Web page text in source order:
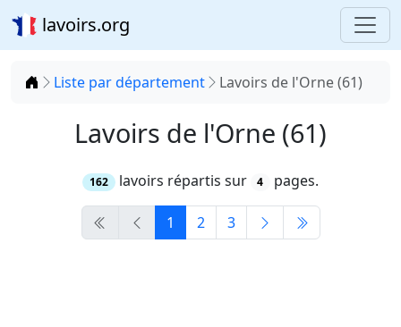
lavoirs.org
Accueil
Liste par département Lavoirs de l'Orne (61)
Lavoirs de l'Orne (61)
162 lavoirs répartis sur 4 pages.
1 2 3